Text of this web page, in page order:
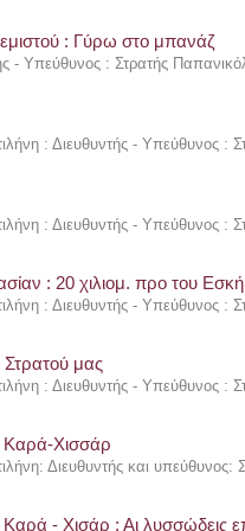
: Γύρω στο μπανάζ
- Υπεύθυνος : Στρατής
: Διευθυντής - Υπεύθυνος :
: Διευθυντής - Υπεύθυνος :
: 20 χιλιομ. προ του
: Διευθυντής - Υπεύθυνος :
Στρατού μας
: Διευθυντής - Υπεύθυνος :
Καρά-Χισσάρ
Διευθυντής και υπεύθυνος:
- Χισάρ : Αι λυσσώδεις